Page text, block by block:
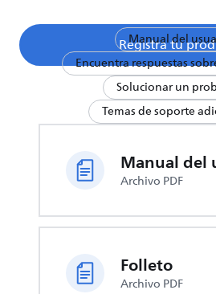
Registra tu
Manual del
Encuentra respuestas
Solucionar un
Temas de soporte
Manual del
Archivo PDF
Folleto
Archivo PDF